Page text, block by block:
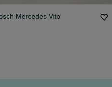
Mercedes Vito